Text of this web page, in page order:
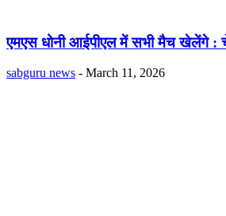
एमएस धोनी आईपीएल में सभी मैच खेलेंगे :
sabguru news - March 11, 2026